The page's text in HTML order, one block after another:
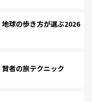
球の歩き方が選ぶ2026
者の旅テクニック